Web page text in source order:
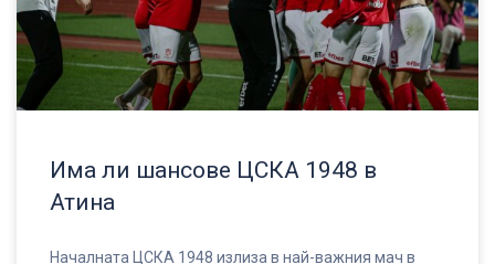
Има ли шансове ЦСКА 1948 в
Атина
Началната ЦСКА 1948 излиза в най-важния мач в